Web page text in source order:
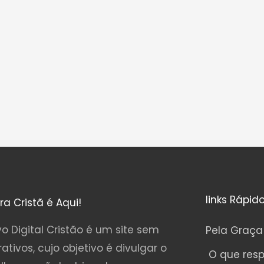
Cristã é Aqui!
Digital Cristão é um site sem
cujo objetivo é divulgar o
links
Pela Graça
O que